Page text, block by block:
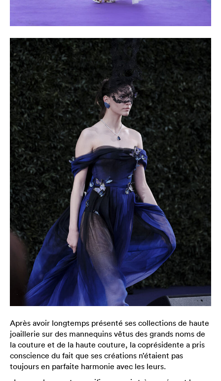
Après avoir longtemps présenté ses collections de haute
joaillerie sur des mannequins vêtus des grands noms de
la couture et de la haute couture, la coprésidente a pris
conscience du fait que ses créations n’étaient pas
toujours en parfaite harmonie avec les leurs.